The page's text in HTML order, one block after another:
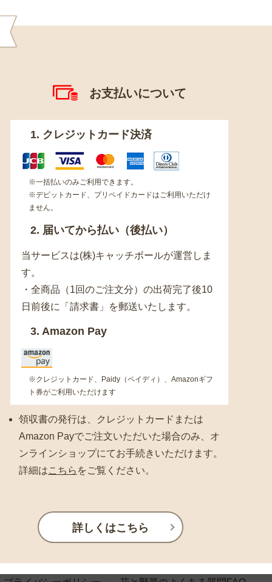
お支払いについて
1. クレジットカード決済
※一括払いのみご利用できます。
※デビットカード、プリペイドカードはご利用いただけ
ません。
2. 届いてから払い（後払い）
当サービスは(株)キャッチボールが運営しま
す。
・全商品（1回のご注文分）の出荷完了後10
日前後に「請求書」を郵送いたします。
3. Amazon Pay
※クレジットカード、Paidy（ペイディ）、Amazonギフ
ト券がご利用いただけます
領収書の発行は、クレジットカードまたは
Amazon Payでご注文いただいた場合のみ、オ
ンラインショップにてお手続きいただけます。
詳細はこちら をご覧ください。
詳しくはこちら